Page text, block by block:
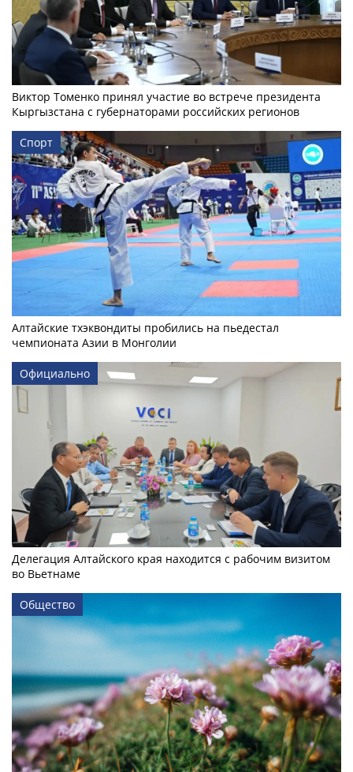
Виктор Томенко принял участие во встрече президента
Кыргызстана с губернаторами российских регионов
Спорт
Алтайские тхэквондиты пробились на пьедестал
чемпионата Азии в Монголии
Официально
Делегация Алтайского края находится с рабочим визитом
во Вьетнаме
Общество